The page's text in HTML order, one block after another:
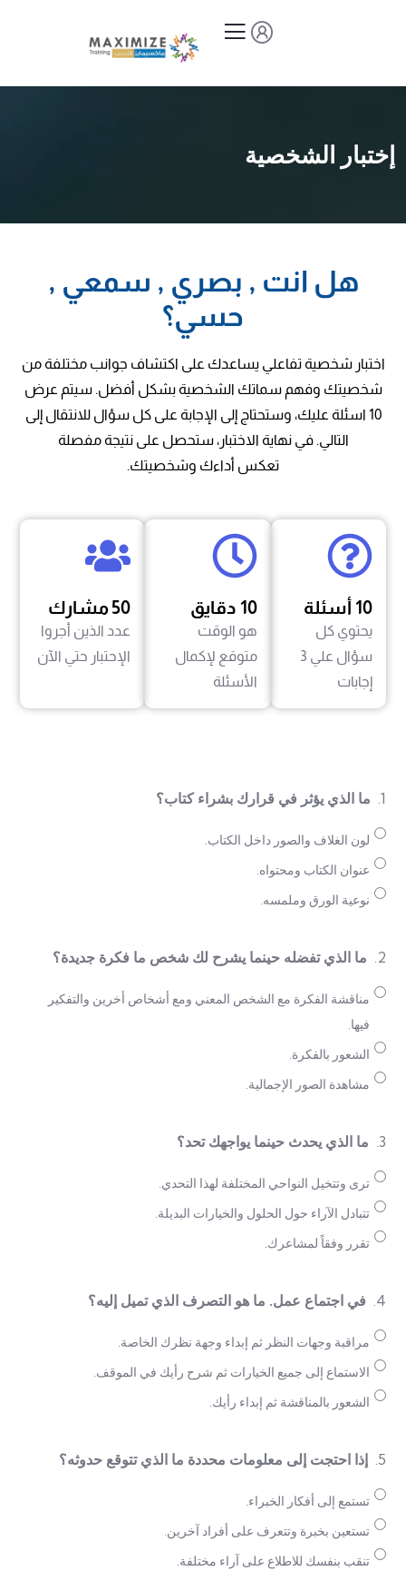
إختبار الشخصية
هل انت , بصري , سمعي ,
حسي؟
اختبار شخصية تفاعلي يساعدك على اكتشاف جوانب مختلفة من
شخصيتك وفهم سماتك الشخصية بشكل أفضل. سيتم عرض
10 اسئلة عليك، وستحتاج إلى الإجابة على كل سؤال للانتقال إلى
التالي. في نهاية الاختبار، ستحصل على نتيجة مفصلة
تعكس أداءك وشخصيتك.
10 أسئلة
يحتوي كل
سؤال علي 3
إجابات
10 دقايق
هو الوقت
متوقع لإكمال
الأسئلة
50 مشارك
عدد الذين أجروا
الإحتبار حتي الآن
1. ما الذي يؤثر في قرارك بشراء كتاب؟
لون الغلاف والصور داخل الكتاب.
عنوان الكتاب ومحتواه.
نوعية الورق وملمسه.
2. ما الذي تفضله حينما يشرح لك شخص ما فكرة جديدة؟
مناقشة الفكرة مع الشخص المعني ومع أشخاص أخرين والتفكير
فيها.
الشعور بالفكرة.
مشاهدة الصور الإجمالية.
3. ما الذي يحدث حينما يواجهك تحد؟
ترى وتتخيل النواحي المختلفة لهذا التحدي.
تتبادل الآراء حول الحلول والخيارات البديلة.
تقرر وفقاً لمشاعرك.
4. في اجتماع عمل. ما هو التصرف الذي تميل إليه؟
مراقبة وجهات النظر ثم إبداء وجهة نظرك الخاصة.
الاستماع إلى جميع الخيارات ثم شرح رأيك في الموقف.
الشعور بالمناقشة ثم إبداء رأيك.
5. إذا احتجت إلى معلومات محددة ما الذي تتوقع حدوثه؟
تستمع إلى أفكار الخبراء.
تستعين بخبرة وتتعرف على أفراد آخرين.
تنقب بنفسك للاطلاع على آراء مختلفة.